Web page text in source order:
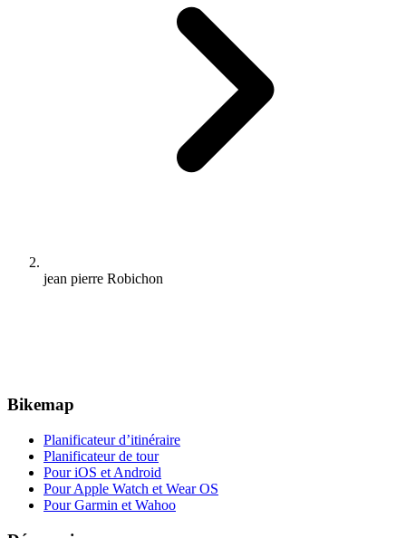
jean pierre Robichon
Bikemap
Planificateur d’itinéraire
Planificateur de tour
Pour iOS et Android
Pour Apple Watch et Wear OS
Pour Garmin et Wahoo